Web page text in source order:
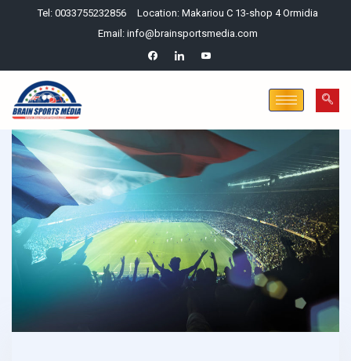
Tel: 0033755232856
Location: Makariou C 13-shop 4 Ormidia
Email: info@brainsportsmedia.com